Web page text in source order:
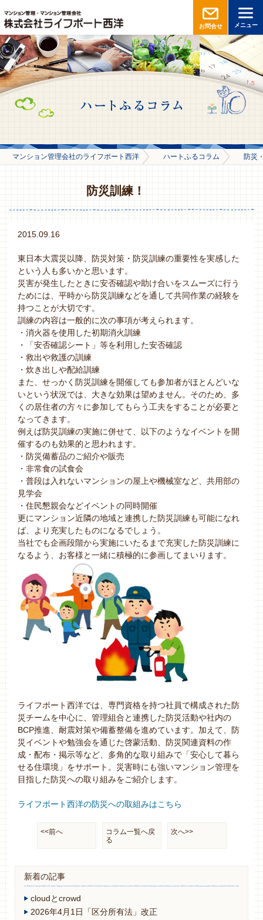
お問合せ メニュー
マンション管理会社のライフポート西洋 ハートふるコラム 防災
防災訓練！
2015.09.16
東日本大震災以降、防災対策・防災訓練の重要性を実感した
という人も多いかと思います。
災害が発生したときに安否確認や助け合いをスムーズに行う
ためには、平時から防災訓練などを通して共同作業の経験を
持つことが大切です。
訓練の内容は一般的に次の事項が考えられます。
・消火器を使用した初期消火訓練
・「安否確認シート」等を利用した安否確認
・救出や救護の訓練
・炊き出しや配給訓練
また、せっかく防災訓練を開催しても参加者がほとんどいな
いという状況では、大きな効果は望めません。そのため、多
くの居住者の方々に参加してもらう工夫をすることが必要と
なってきます。
例えば防災訓練の実施に併せて、以下のようなイベントを開
催するのも効果的と思われます。
・防災備蓄品のご紹介や販売
・非常食の試食会
・普段は入れないマンションの屋上や機械室など、共用部の
見学会
・住民懇親会などイベントの同時開催
更にマンション近隣の地域と連携した防災訓練も可能になれ
ば、より充実したものになるでしょう。
当社でも企画段階から実施にいたるまで充実した防災訓練に
なるよう、お客様と一緒に積極的に参画してまいります。
ライフポート西洋では、専門資格を持つ社員で構成された防
災チームを中心に、管理組合と連携した防災活動や社内の
BCP推進、耐震対策や備蓄整備を進めています。加えて、防
災イベントや勉強会を通じた啓蒙活動、防災関連資料の作
成・配布・掲示等など、多角的な取り組みで「安心して暮ら
せる住環境」をサポート。災害時にも強いマンション管理を
目指した防災への取り組みをご紹介します。
ライフポート西洋の防災への取組みはこちら
<<前へ
コラム一覧へ戻
る
次へ>>
新着の記事
cloudとcrowd
2026年4月1日「区分所有法」改正